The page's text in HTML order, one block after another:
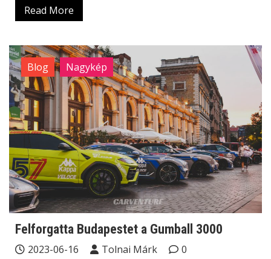
Read More
Blog Nagykép
Felforgatta Budapestet a Gumball 3000
2023-06-16 Tolnai Márk
0